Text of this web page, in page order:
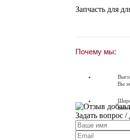
Запчасть для
Почему мы:
Вы
Задать вопрос /